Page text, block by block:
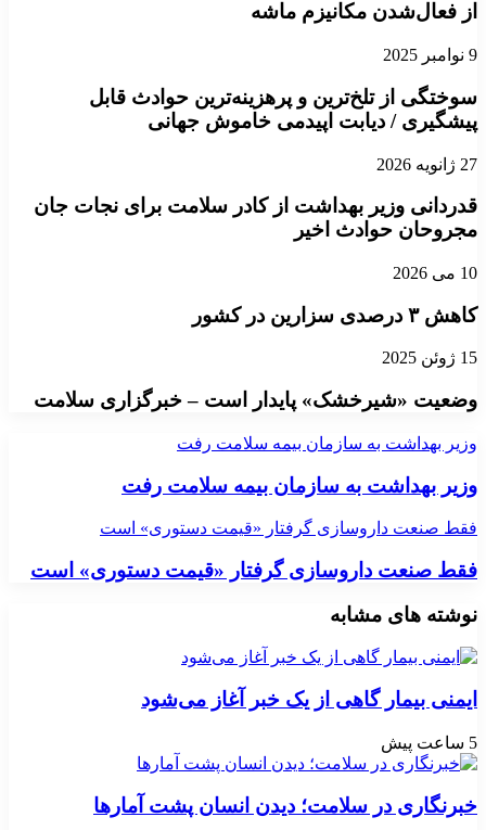
از فعال‌شدن مکانیزم ماشه
9 نوامبر 2025
سوختگی از تلخ‌ترین و پرهزینه‌ترین حوادث قابل
پیشگیری / دیابت اپیدمی خاموش جهانی
27 ژانویه 2026
قدردانی وزیر بهداشت از کادر سلامت برای نجات جان
مجروحان حوادث اخیر
10 می 2026
کاهش ۳ درصدی سزارین در کشور
15 ژوئن 2025
وضعیت «شیرخشک» پایدار است – خبرگزاری سلامت
وزیر بهداشت به سازمان بیمه سلامت رفت
وزیر بهداشت به سازمان بیمه سلامت رفت
فقط صنعت داروسازی گرفتار «قیمت دستوری» است
فقط صنعت داروسازی گرفتار «قیمت دستوری» است
نوشته های مشابه
ایمنی بیمار گاهی از یک خبر آغاز می‌شود
5 ساعت پیش
خبرنگاری در سلامت؛ دیدن انسان پشت آمارها